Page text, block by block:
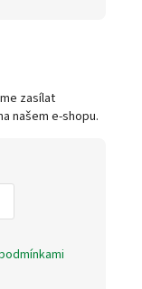
zasílat
našem e-shopu.